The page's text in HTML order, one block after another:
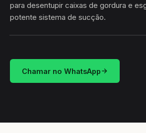
para desentupir caixas de gordura e
potente sistema de sucção.
HIDROSUCÇÃO SANTO
Chamar no WhatsApp